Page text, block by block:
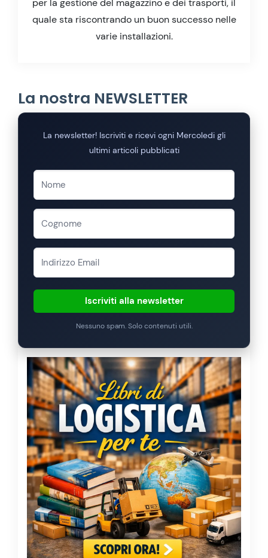
quale sta riscontrando un buon successo nelle
varie installazioni.
La nostra NEWSLETTER
La newsletter! Iscriviti e ricevi ogni Mercoledi gli
ultimi articoli pubblicati
Iscriviti alla newsletter
Nessuno spam. Solo contenuti utili.